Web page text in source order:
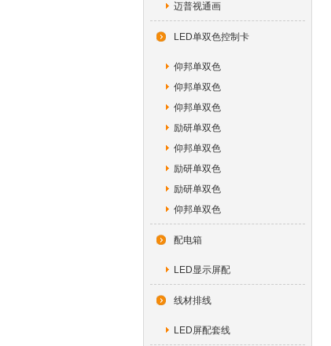
迈普视通画
LED单双色控制卡
仰邦单双色
仰邦单双色
仰邦单双色
励研单双色
仰邦单双色
励研单双色
励研单双色
仰邦单双色
配电箱
LED显示屏配
线材排线
LED屏配套线